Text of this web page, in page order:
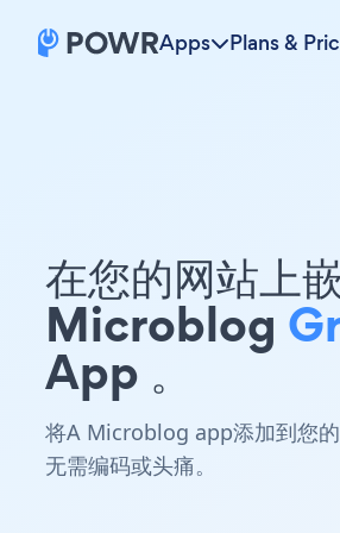
Apps Plans &
在您的网站上
Microblog
App 。
将A Microblog app添加到您
无需编码或头痛。